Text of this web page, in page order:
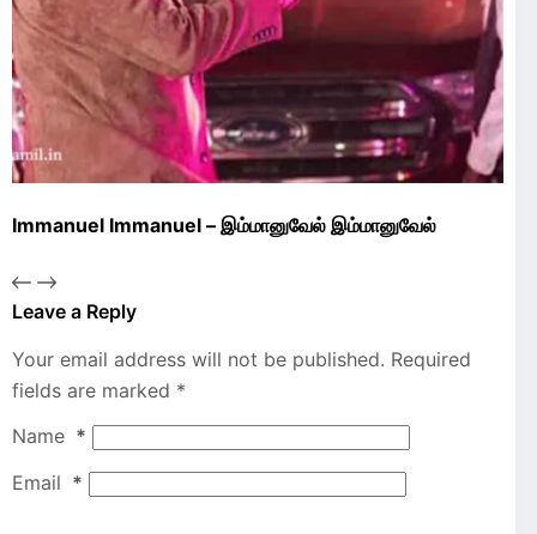
Immanuel Immanuel – இம்மானுவேல் இம்மானுவேல்
Leave a Reply
Your email address will not be published. Required
fields are marked *
Name *
Email *